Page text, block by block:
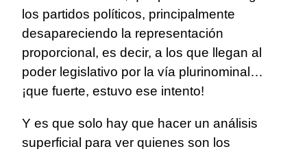
los partidos políticos, principalmente
desapareciendo la representación
proporcional, es decir, a los que llegan al
poder legislativo por la vía plurinominal…
¡que fuerte, estuvo ese intento!
Y es que solo hay que hacer un análisis
superficial para ver quienes son los